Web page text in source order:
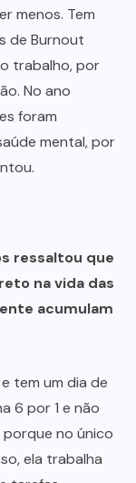
menos. Tem
de Burnout
trabalho, por
No ano
foram
mental, por
ressaltou que
na vida das
acumulam
tem um dia de
6 por 1 e não
porque no único
ela trabalha